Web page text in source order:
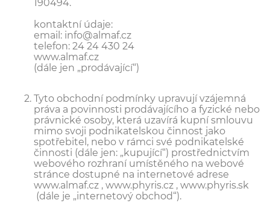
190494.
kontaktní údaje:
email: info@almaf.cz
telefon: 24 24 430 24
www.almaf.cz
(dále jen „prodávající“)
Tyto obchodní podmínky upravují vzájemná
práva a povinnosti prodávajícího a fyzické nebo
právnické osoby, která uzavírá kupní smlouvu
mimo svoji podnikatelskou činnost jako
spotřebitel, nebo v rámci své podnikatelské
činnosti (dále jen: „kupující“) prostřednictvím
webového rozhraní umístěného na webové
stránce dostupné na internetové adrese
www.almaf.cz , www.phyris.cz , www.phyris.sk
(dále je „internetový obchod“).